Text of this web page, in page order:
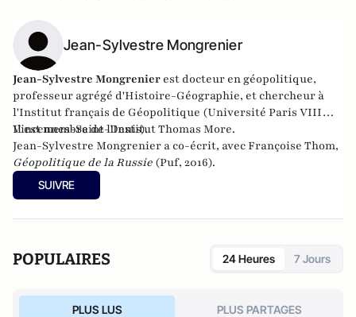
Jean-Sylvestre Mongrenier
Jean-Sylvestre Mongrenier est docteur en géopolitique,
professeur agrégé d'Histoire-Géographie, et chercheur à
l'Institut français de Géopolitique (Université Paris VIII
Vincennes-Saint-Denis).
Il est membre de l'Institut Thomas More.
Jean-Sylvestre Mongrenier a co-écrit, avec Françoise Thom,
Géopolitique de la Russie (Puf, 2016).
SUIVRE
POPULAIRES 24 Heures 7 Jours
PLUS LUS PLUS PARTAGES